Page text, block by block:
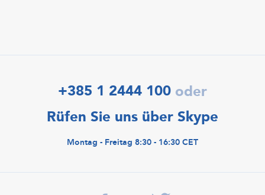
+385 1 2444 100 oder
Rüfen Sie uns über Skype
Montag - Freitag 8:30 - 16:30 CET